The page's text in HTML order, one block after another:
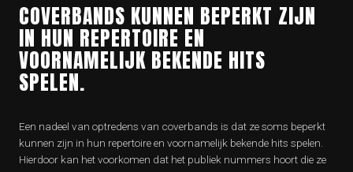
COVERBANDS KUNNEN BEPERKT ZIJN
IN HUN REPERTOIRE EN
VOORNAMELIJK BEKENDE HITS
SPELEN.
Een nadeel van optredens van coverbands is dat ze soms beperkt
kunnen zijn in hun repertoire en voornamelijk bekende hits spelen.
Hierdoor kan het voorkomen dat het publiek nummers hoort die ze